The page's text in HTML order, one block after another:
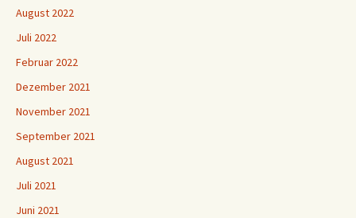
August 2022
Juli 2022
Februar 2022
Dezember 2021
November 2021
September 2021
August 2021
Juli 2021
Juni 2021